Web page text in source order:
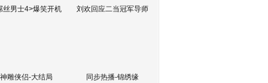
丝男士4>爆笑开机 刘欢回应二当冠军导师
神雕侠侣-大结局 同步热播-锦绣缘